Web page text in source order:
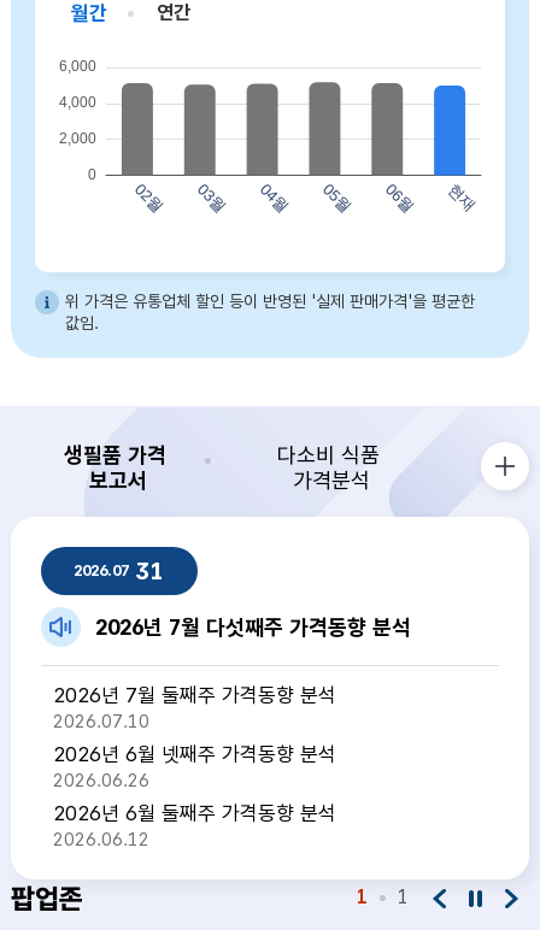
월간 연간
위 가격은 유통업체 할인 등이 반영된 '실제 판매가격'을 평균한
값임.
생필품 가격
보고서
다소비 식품
가격분석
2026.07 31
2026년 7월 다섯째주 가격동향 분석
2026년 7월 둘째주 가격동향 분석
2026.07.10
2026년 6월 넷째주 가격동향 분석
2026.06.26
2026년 6월 둘째주 가격동향 분석
2026.06.12
팝업존 1 1